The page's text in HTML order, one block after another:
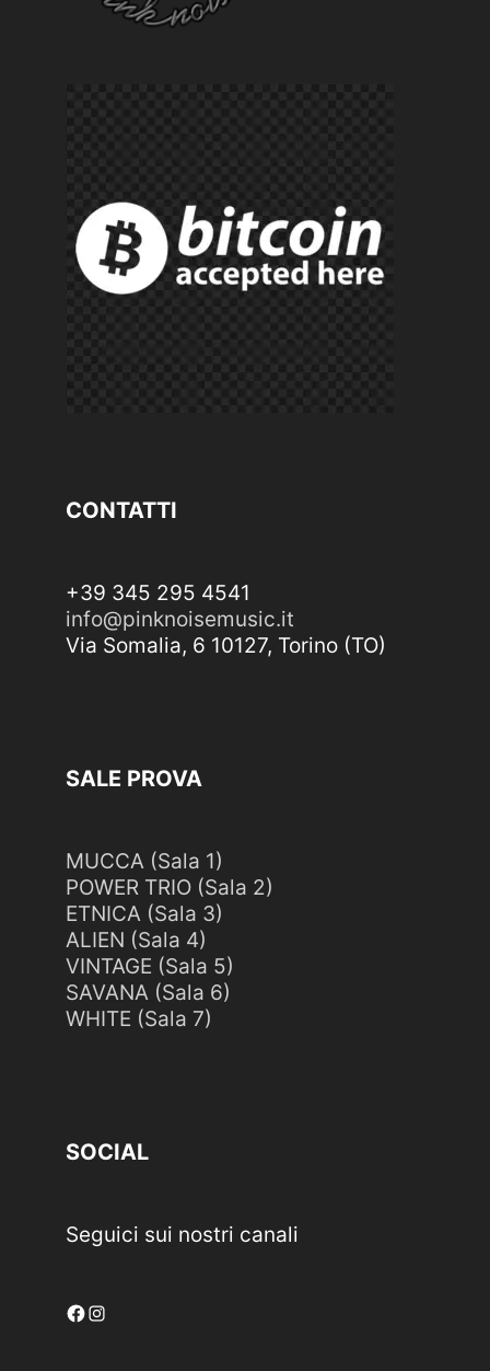
CONTATTI
+39 345 295 4541
info@pinknoisemusic.it
Via Somalia, 6 10127, Torino (TO)
SALE PROVA
MUCCA (Sala 1)
POWER TRIO (Sala 2)
ETNICA (Sala 3)
ALIEN (Sala 4)
VINTAGE (Sala 5)
SAVANA (Sala 6)
WHITE (Sala 7)
SOCIAL
Seguici sui nostri canali
Facebook